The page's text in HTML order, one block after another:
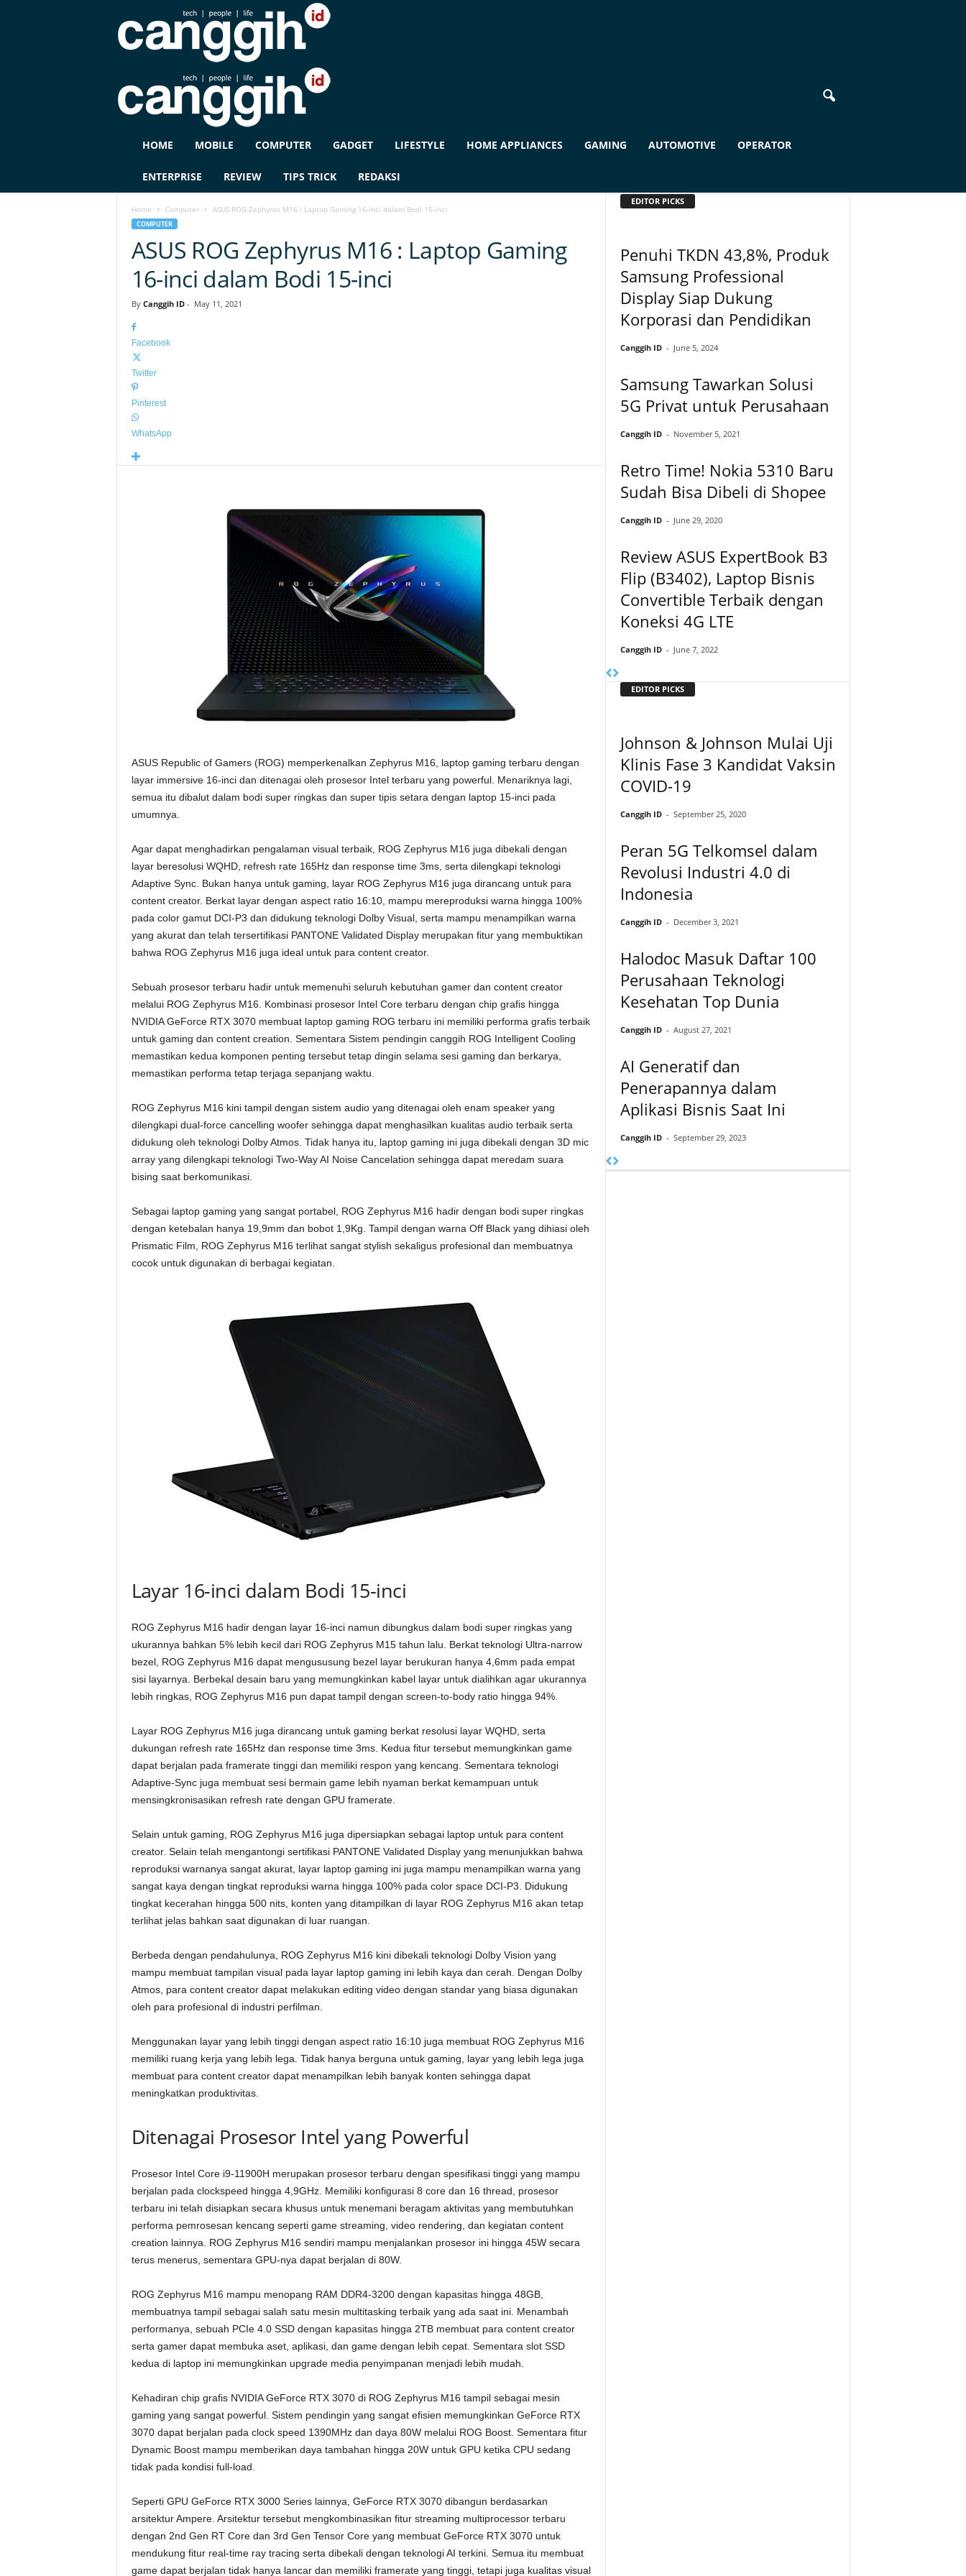
G
HOME MOBILE COMPUTER GADGET LIFESTYLE HOME APPLIANCES GAMING AUTOMOTIVE OPERATOR
ENTERPRISE REVIEW TIPS TRICK REDAKSI
Home Computer ASUS ROG Zephyrus M16 : Laptop Gaming 16-inci dalam Bodi 15-inci
COMPUTER
ASUS ROG Zephyrus M16 : Laptop Gaming
16-inci dalam Bodi 15-inci
By Canggih ID- May 11, 2021
Facebook
Twitter
Pinterest
WhatsApp
ASUS Republic of Gamers (ROG) memperkenalkan Zephyrus M16, laptop gaming terbaru dengan
layar immersive 16-inci dan ditenagai oleh prosesor Intel terbaru yang powerful. Menariknya lagi,
semua itu dibalut dalam bodi super ringkas dan super tipis setara dengan laptop 15-inci pada
umumnya.
Agar dapat menghadirkan pengalaman visual terbaik, ROG Zephyrus M16 juga dibekali dengan
layar beresolusi WQHD, refresh rate 165Hz dan response time 3ms, serta dilengkapi teknologi
Adaptive Sync. Bukan hanya untuk gaming, layar ROG Zephyrus M16 juga dirancang untuk para
content creator. Berkat layar dengan aspect ratio 16:10, mampu mereproduksi warna hingga 100%
pada color gamut DCI-P3 dan didukung teknologi Dolby Visual, serta mampu menampilkan warna
yang akurat dan telah tersertifikasi PANTONE Validated Display merupakan fitur yang membuktikan
bahwa ROG Zephyrus M16 juga ideal untuk para content creator.
Sebuah prosesor terbaru hadir untuk memenuhi seluruh kebutuhan gamer dan content creator
melalui ROG Zephyrus M16. Kombinasi prosesor Intel Core terbaru dengan chip grafis hingga
NVIDIA GeForce RTX 3070 membuat laptop gaming ROG terbaru ini memiliki performa grafis terbaik
untuk gaming dan content creation. Sementara Sistem pendingin canggih ROG Intelligent Cooling
memastikan kedua komponen penting tersebut tetap dingin selama sesi gaming dan berkarya,
memastikan performa tetap terjaga sepanjang waktu.
ROG Zephyrus M16 kini tampil dengan sistem audio yang ditenagai oleh enam speaker yang
dilengkapi dual-force cancelling woofer sehingga dapat menghasilkan kualitas audio terbaik serta
didukung oleh teknologi Dolby Atmos. Tidak hanya itu, laptop gaming ini juga dibekali dengan 3D mic
array yang dilengkapi teknologi Two-Way AI Noise Cancelation sehingga dapat meredam suara
bising saat berkomunikasi.
Sebagai laptop gaming yang sangat portabel, ROG Zephyrus M16 hadir dengan bodi super ringkas
dengan ketebalan hanya 19,9mm dan bobot 1,9Kg. Tampil dengan warna Off Black yang dihiasi oleh
Prismatic Film, ROG Zephyrus M16 terlihat sangat stylish sekaligus profesional dan membuatnya
cocok untuk digunakan di berbagai kegiatan.
Layar 16-inci dalam Bodi 15-inci
ROG Zephyrus M16 hadir dengan layar 16-inci namun dibungkus dalam bodi super ringkas yang
ukurannya bahkan 5% lebih kecil dari ROG Zephyrus M15 tahun lalu. Berkat teknologi Ultra-narrow
bezel, ROG Zephyrus M16 dapat mengususung bezel layar berukuran hanya 4,6mm pada empat
sisi layarnya. Berbekal desain baru yang memungkinkan kabel layar untuk dialihkan agar ukurannya
lebih ringkas, ROG Zephyrus M16 pun dapat tampil dengan screen-to-body ratio hingga 94%.
Layar ROG Zephyrus M16 juga dirancang untuk gaming berkat resolusi layar WQHD, serta
dukungan refresh rate 165Hz dan response time 3ms. Kedua fitur tersebut memungkinkan game
dapat berjalan pada framerate tinggi dan memiliki respon yang kencang. Sementara teknologi
Adaptive-Sync juga membuat sesi bermain game lebih nyaman berkat kemampuan untuk
mensingkronisasikan refresh rate dengan GPU framerate.
Selain untuk gaming, ROG Zephyrus M16 juga dipersiapkan sebagai laptop untuk para content
creator. Selain telah mengantongi sertifikasi PANTONE Validated Display yang menunjukkan bahwa
reproduksi warnanya sangat akurat, layar laptop gaming ini juga mampu menampilkan warna yang
sangat kaya dengan tingkat reproduksi warna hingga 100% pada color space DCI-P3. Didukung
tingkat kecerahan hingga 500 nits, konten yang ditampilkan di layar ROG Zephyrus M16 akan tetap
terlihat jelas bahkan saat digunakan di luar ruangan.
Berbeda dengan pendahulunya, ROG Zephyrus M16 kini dibekali teknologi Dolby Vision yang
mampu membuat tampilan visual pada layar laptop gaming ini lebih kaya dan cerah. Dengan Dolby
Atmos, para content creator dapat melakukan editing video dengan standar yang biasa digunakan
oleh para profesional di industri perfilman.
Menggunakan layar yang lebih tinggi dengan aspect ratio 16:10 juga membuat ROG Zephyrus M16
memiliki ruang kerja yang lebih lega. Tidak hanya berguna untuk gaming, layar yang lebih lega juga
membuat para content creator dapat menampilkan lebih banyak konten sehingga dapat
meningkatkan produktivitas.
Ditenagai Prosesor Intel yang Powerful
Prosesor Intel Core i9-11900H merupakan prosesor terbaru dengan spesifikasi tinggi yang mampu
berjalan pada clockspeed hingga 4,9GHz. Memiliki konfigurasi 8 core dan 16 thread, prosesor
terbaru ini telah disiapkan secara khusus untuk menemani beragam aktivitas yang membutuhkan
performa pemrosesan kencang seperti game streaming, video rendering, dan kegiatan content
creation lainnya. ROG Zephyrus M16 sendiri mampu menjalankan prosesor ini hingga 45W secara
terus menerus, sementara GPU-nya dapat berjalan di 80W.
ROG Zephyrus M16 mampu menopang RAM DDR4-3200 dengan kapasitas hingga 48GB,
membuatnya tampil sebagai salah satu mesin multitasking terbaik yang ada saat ini. Menambah
performanya, sebuah PCIe 4.0 SSD dengan kapasitas hingga 2TB membuat para content creator
serta gamer dapat membuka aset, aplikasi, dan game dengan lebih cepat. Sementara slot SSD
kedua di laptop ini memungkinkan upgrade media penyimpanan menjadi lebih mudah.
Kehadiran chip grafis NVIDIA GeForce RTX 3070 di ROG Zephyrus M16 tampil sebagai mesin
gaming yang sangat powerful. Sistem pendingin yang sangat efisien memungkinkan GeForce RTX
3070 dapat berjalan pada clock speed 1390MHz dan daya 80W melalui ROG Boost. Sementara fitur
Dynamic Boost mampu memberikan daya tambahan hingga 20W untuk GPU ketika CPU sedang
tidak pada kondisi full-load.
Seperti GPU GeForce RTX 3000 Series lainnya, GeForce RTX 3070 dibangun berdasarkan
arsitektur Ampere. Arsitektur tersebut mengkombinasikan fitur streaming multiprocessor terbaru
dengan 2nd Gen RT Core dan 3rd Gen Tensor Core yang membuat GeForce RTX 3070 untuk
mendukung fitur real-time ray tracing serta dibekali dengan teknologi AI terkini. Semua itu membuat
game dapat berjalan tidak hanya lancar dan memiliki framerate yang tinggi, tetapi juga kualitas visual
EDITOR PICKS
Penuhi TKDN 43,8%, Produk
Samsung Professional
Display Siap Dukung
Korporasi dan Pendidikan
Canggih ID - June 5, 2024
Samsung Tawarkan Solusi
5G Privat untuk Perusahaan
Canggih ID - November 5, 2021
Retro Time! Nokia 5310 Baru
Sudah Bisa Dibeli di Shopee
Canggih ID - June 29, 2020
Review ASUS ExpertBook B3
Flip (B3402), Laptop Bisnis
Convertible Terbaik dengan
Koneksi 4G LTE
Canggih ID - June 7, 2022
EDITOR PICKS
Johnson & Johnson Mulai Uji
Klinis Fase 3 Kandidat Vaksin
COVID-19
Canggih ID - September 25, 2020
Peran 5G Telkomsel dalam
Revolusi Industri 4.0 di
Indonesia
Canggih ID - December 3, 2021
Halodoc Masuk Daftar 100
Perusahaan Teknologi
Kesehatan Top Dunia
Canggih ID - August 27, 2021
AI Generatif dan
Penerapannya dalam
Aplikasi Bisnis Saat Ini
Canggih ID - September 29, 2023